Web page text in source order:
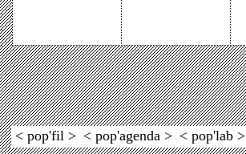
< pop'fil > < pop'agenda > < pop'lab >